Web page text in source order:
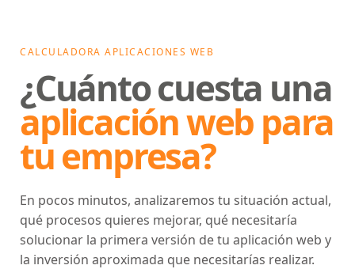
CALCULADORA APLICACIONES WEB
¿Cuánto cuesta una
aplicación web para
tu empresa?
En pocos minutos, analizaremos tu situación actual,
qué procesos quieres mejorar, qué necesitaría
solucionar la primera versión de tu aplicación web y
la inversión aproximada que necesitarías realizar.